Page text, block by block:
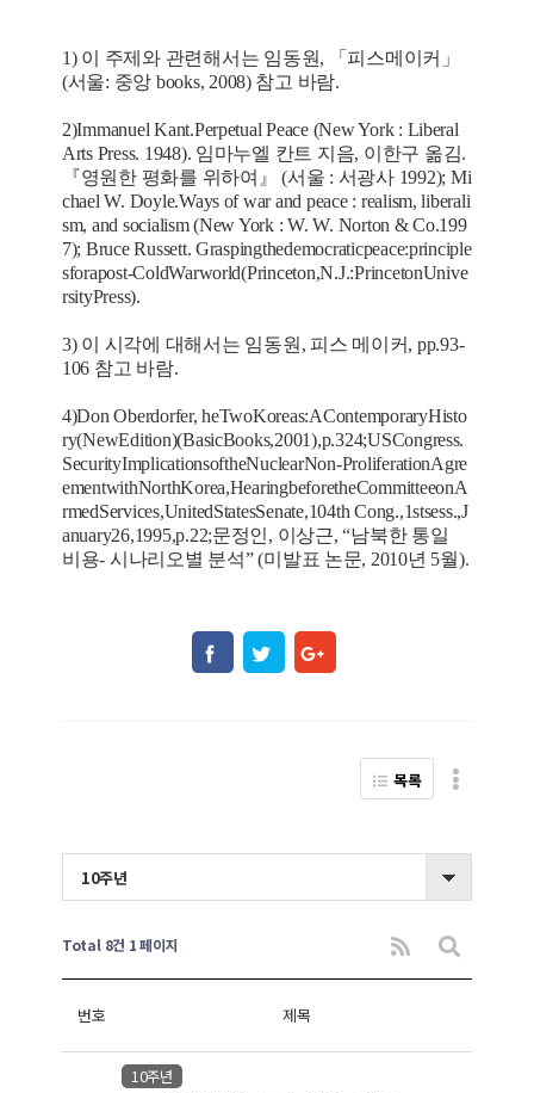
1) 이 주제와 관련해서는 임동원, 「피스메이커」
(서울: 중앙 books, 2008) 참고 바람.
2)Immanuel Kant.Perpetual Peace (New York : Liberal
Arts Press. 1948). 임마누엘 칸트 지음, 이한구 옮김.
『영원한 평화를 위하여』 (서울 : 서광사 1992); Mi
chael W. Doyle.Ways of war and peace : realism, liberali
sm, and socialism (New York : W. W. Norton & Co.199
7); Bruce Russett. Graspingthedemocraticpeace:principle
sforapost-ColdWarworld(Princeton,N.J.:PrincetonUnive
rsityPress).
3) 이 시각에 대해서는 임동원, 피스 메이커, pp.93-
106 참고 바람.
4)Don Oberdorfer, heTwoKoreas:AContemporaryHisto
ry(NewEdition)(BasicBooks,2001),p.324;USCongress.
SecurityImplicationsoftheNuclearNon-ProliferationAgre
ementwithNorthKorea,HearingbeforetheCommitteeonA
rmedServices,UnitedStatesSenate,104th Cong.,1stsess.,J
anuary26,1995,p.22;문정인, 이상근, “남북한 통일
비용- 시나리오별 분석” (미발표 논문, 2010년 5월).
목록
10주년
Total 8건 1 페이지
번호 제목
10주년